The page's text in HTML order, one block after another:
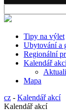
Tipy na výlet
Ubytování a
Regionální
Kalendář
Mapa
cz - Kalendář akcí
Kalendář akcí